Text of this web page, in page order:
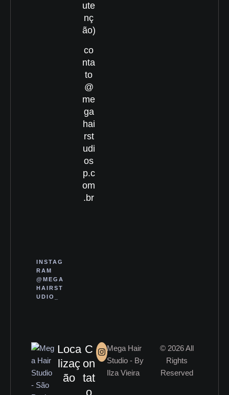
ute
nç
ão)
co
nta
to
@
me
ga
hai
rst
udi
os
p.c
om
.br
INSTAG
RAM
@MEGA
HAIRST
UDIO_
Loca
lizaç
ão
C
on
tat
o
Mega Hair
Studio - By
Ilza Vieira
© 2026 All
Rights
Reserved